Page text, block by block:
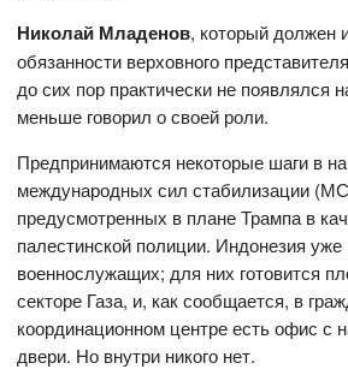
Николай Младенов, который должен
обязанности верховного
до сих пор практически не появлялся
меньше говорил о своей роли.
Предпринимаются некоторые шаги в
международных сил стабилизации
предусмотренных в плане Трампа в
палестинской полиции. Индонезия
военнослужащих; для них готовится
секторе Газа, и, как сообщается, в
координационном центре есть офис
двери. Но внутри никого нет.